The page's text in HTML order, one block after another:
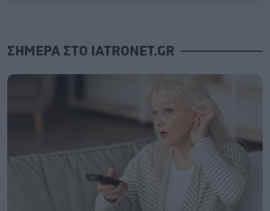
ΣΗΜΕΡΑ ΣΤΟ IATRONET.GR